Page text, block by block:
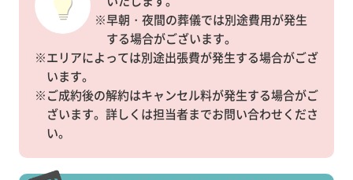
※早朝・夜間の葬儀では別途費用が発生
する場合がございます。
※エリアによっては別途出張費が発生する場合がござ
います。
※ご成約後の解約はキャンセル料が発生する場合がご
ざいます。詳しくは担当者までお問い合わせくださ
い。